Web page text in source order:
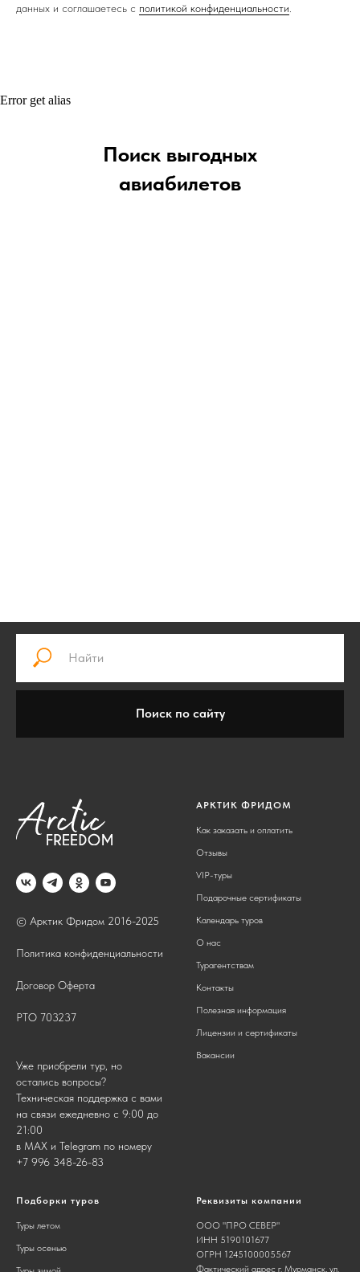
данных и соглашаетесь c политикой конфиденциальности
Error get alias
Поиск выгодных
авиабилетов
Поиск по сайту
© Арктик Фридом 2016-2025
Политика конфиденциальности
Договор Оферта
РТО 703237
Уже приобрели тур, но
остались вопросы?
Техническая поддержка с вами
на связи ежедневно с 9:00 до
21:00
в MAX и Telegram по номеру
+7 996 348-26-83
АРКТИК ФРИДОМ
Как заказать и оплатить
Отзывы
VIP-туры
Подарочные сертификаты
Календарь туров
О нас
Турагентствам
Контакты
Полезная информация
Лицензии и сертификаты
Вакансии
Подборки туров
Туры летом
Туры осенью
Реквизиты компании
ООО "ПРО СЕВЕР"
ИНН 5190101677
ОГРН 1245100005567
Фактический адрес г. Мурманск, ул.